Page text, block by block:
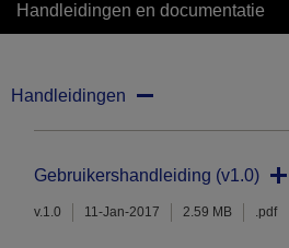
Handleidingen en documentatie
Handleidingen
Gebruikershandleiding (v1.0)
v.1.0 11-Jan-2017 2.59 MB .pdf